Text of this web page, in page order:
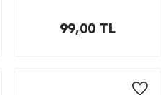
99,00TL